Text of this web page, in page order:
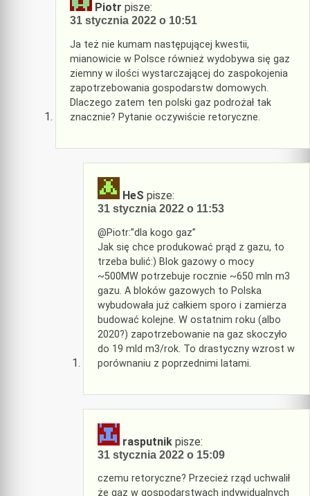
Piotr pisze:
31 stycznia 2022 o 10:51
Ja też nie kumam następującej kwestii,
mianowicie w Polsce również wydobywa się gaz
ziemny w ilości wystarczającej do zaspokojenia
zapotrzebowania gospodarstw domowych.
Dlaczego zatem ten polski gaz podrożał tak
znacznie? Pytanie oczywiście retoryczne.
HeS pisze:
31 stycznia 2022 o 11:53
@Piotr:”dla kogo gaz”
Jak się chce produkować prąd z gazu, to
trzeba bulić:) Blok gazowy o mocy
~500MW potrzebuje rocznie ~650 mln m3
gazu. A bloków gazowych to Polska
wybudowała już całkiem sporo i zamierza
budować kolejne. W ostatnim roku (albo
2020?) zapotrzebowanie na gaz skoczyło
do 19 mld m3/rok. To drastyczny wzrost w
porównaniu z poprzednimi latami.
rasputnik pisze:
31 stycznia 2022 o 15:09
czemu retoryczne? Przecież rząd uchwalił
że gaz w gospodarstwach indywidualnych